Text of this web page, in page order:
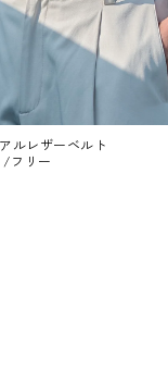
ルレザーベルト
/フリー